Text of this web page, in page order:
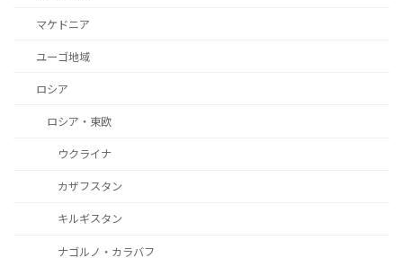
マケドニア
ユーゴ地域
ロシア
ロシア・東欧
ウクライナ
カザフスタン
キルギスタン
ナゴルノ・カラバフ